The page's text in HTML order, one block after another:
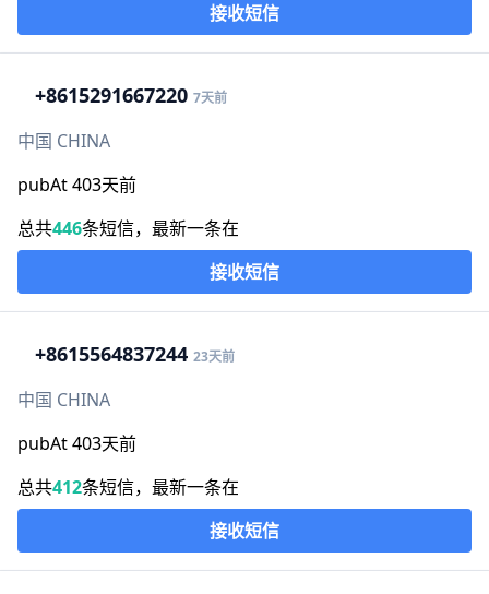
接收短信
+8615291667220 7天前
中国 CHINA
pubAt 403天前
总共446条短信，最新一条在
接收短信
+8615564837244 23天前
中国 CHINA
pubAt 403天前
总共412条短信，最新一条在
接收短信